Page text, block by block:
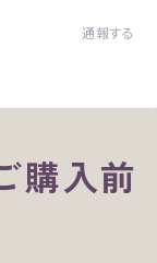
通報する
購入前